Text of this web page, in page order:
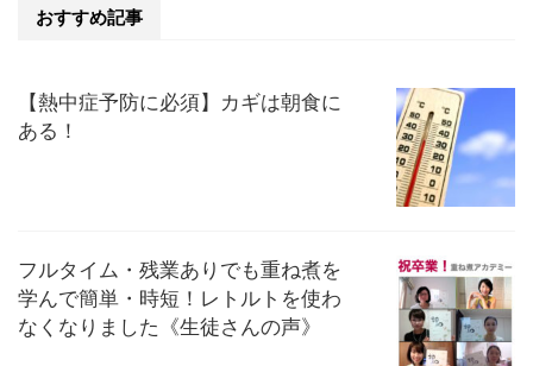
おすすめ記事
【熱中症予防に必須】カギは朝食に
ある！
フルタイム・残業ありでも重ね煮を
学んで簡単・時短！レトルトを使わ
なくなりました《生徒さんの声》